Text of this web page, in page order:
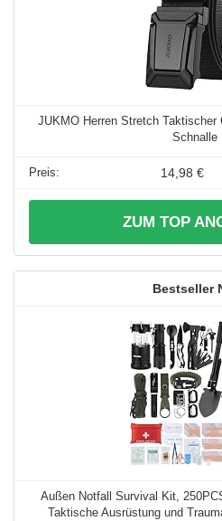
JUKMO Herren Stretch
Schnalle
14,98 €
ZUM TOP
Außen Notfall Survival Kit,
Taktische Ausrüstung und